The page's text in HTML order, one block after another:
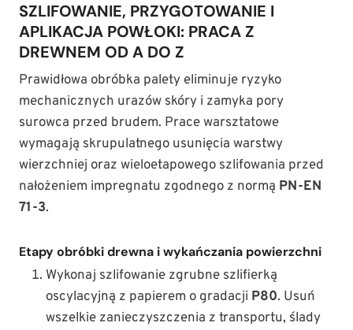
SZLIFOWANIE, PRZYGOTOWANIE I
APLIKACJA POWŁOKI: PRACA Z
DREWNEM OD A DO Z
Prawidłowa obróbka palety eliminuje ryzyko
mechanicznych urazów skóry i zamyka pory
surowca przed brudem. Prace warsztatowe
wymagają skrupulatnego usunięcia warstwy
wierzchniej oraz wieloetapowego szlifowania przed
nałożeniem impregnatu zgodnego z normą PN-EN
71-3.
Etapy obróbki drewna i wykańczania powierzchni
Wykonaj szlifowanie zgrubne szlifierką
oscylacyjną z papierem o gradacji P80. Usuń
wszelkie zanieczyszczenia z transportu, ślady